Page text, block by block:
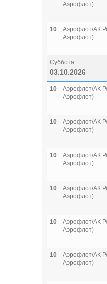
Аэрофлот)
10
Аэрофлот/АК
Аэрофлот)
Суббота
03.10.2026
10
Аэрофлот/АК
Аэрофлот)
10
Аэрофлот/АК
Аэрофлот)
10
Аэрофлот/АК
Аэрофлот)
10
Аэрофлот/АК
Аэрофлот)
10
Аэрофлот/АК
Аэрофлот)
10
Аэрофлот/АК
Аэрофлот)